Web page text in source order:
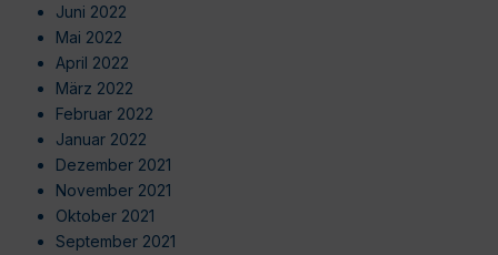
Juni 2022
Mai 2022
April 2022
März 2022
Februar 2022
Januar 2022
Dezember 2021
November 2021
Oktober 2021
September 2021